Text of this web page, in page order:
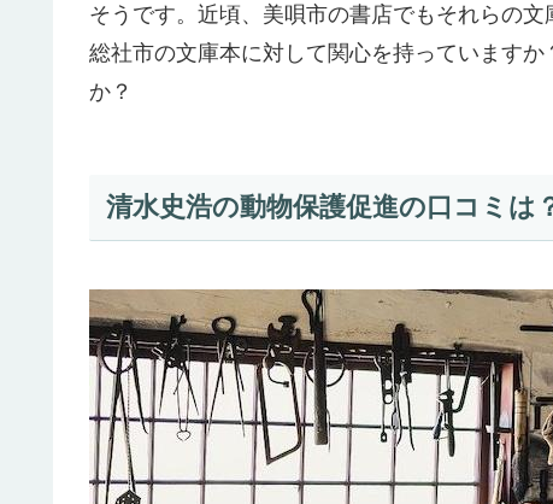
そうです。近頃、美唄市の書店でもそれらの
総社市の文庫本に対して関心を持っています
か？
清水史浩の動物保護促進の口コミは